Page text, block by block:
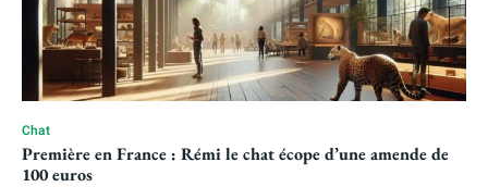
Chat
Première en France : Rémi le chat écope d’une amende de
100 euros